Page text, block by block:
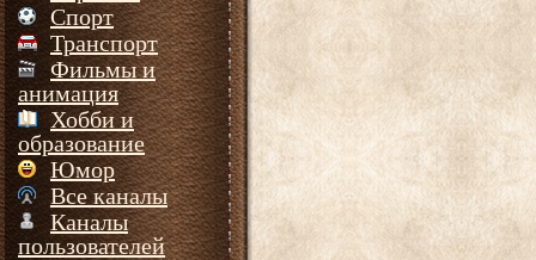
Спорт
Транспорт
Фильмы и
анимация
Хобби и
образование
Юмор
Все каналы
Каналы
пользователей